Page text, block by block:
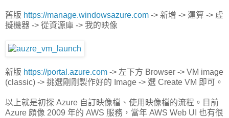
舊版 https://manage.windowsazure.com -> 新增 -> 運算 -> 虛
擬機器 -> 從資源庫 -> 我的映像
新版 https://portal.azure.com -> 左下方 Browser -> VM image
(classic) -> 挑選剛剛製作好的 Image -> 選 Create VM 即可。
以上就是初探 Azure 自訂映像檔、使用映像檔的流程。目前
Azure 頗像 2009 年的 AWS 服務，當年 AWS Web UI 也有很